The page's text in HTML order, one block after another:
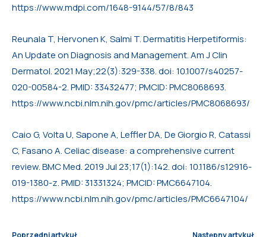
https://www.mdpi.com/1648-9144/57/8/843
Reunala T, Hervonen K, Salmi T. Dermatitis Herpetiformis:
An Update on Diagnosis and Management. Am J Clin
Dermatol. 2021 May;22(3):329-338. doi: 10.1007/s40257-
020-00584-2. PMID: 33432477; PMCID: PMC8068693.
https://www.ncbi.nlm.nih.gov/pmc/articles/PMC8068693/
Caio G, Volta U, Sapone A, Leffler DA, De Giorgio R, Catassi
C, Fasano A. Celiac disease: a comprehensive current
review. BMC Med. 2019 Jul 23;17(1):142. doi: 10.1186/s12916-
019-1380-z. PMID: 31331324; PMCID: PMC6647104.
https://www.ncbi.nlm.nih.gov/pmc/articles/PMC6647104/
Poprzedni artykuł Następny artykuł